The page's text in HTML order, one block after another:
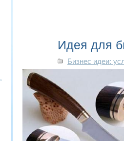
Идея для
Бизнес идеи: